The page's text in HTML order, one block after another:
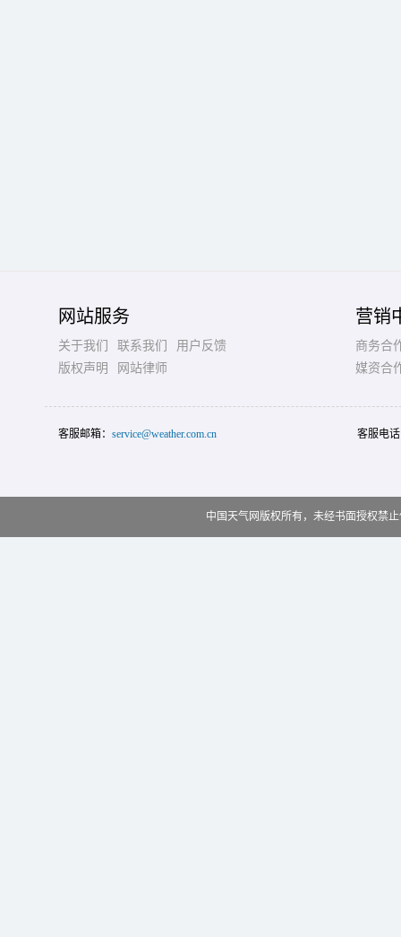
网站服务
关于我们 联系我们
用户反馈
版权声明
网站律师
营销
商务合
媒资合
客服邮箱： service@weather.com.cn 客服电
中国天气网版权所有，未经书面授权